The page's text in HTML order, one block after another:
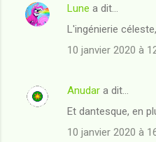
C
e
Lune a dit…
L'ingénierie
10 janvier 2020 à
Anudar a dit…
Et dantesque, en
10 janvier 2020 à